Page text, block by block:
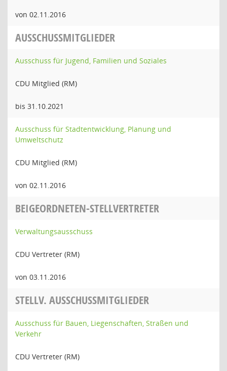
von 02.11.2016
AUSSCHUSSMITGLIEDER
Ausschuss für Jugend, Familien und Soziales
CDU Mitglied (RM)
bis 31.10.2021
Ausschuss für Stadtentwicklung, Planung und
Umweltschutz
CDU Mitglied (RM)
von 02.11.2016
BEIGEORDNETEN-STELLVERTRETER
Verwaltungsausschuss
CDU Vertreter (RM)
von 03.11.2016
STELLV. AUSSCHUSSMITGLIEDER
Ausschuss für Bauen, Liegenschaften, Straßen und
Verkehr
CDU Vertreter (RM)